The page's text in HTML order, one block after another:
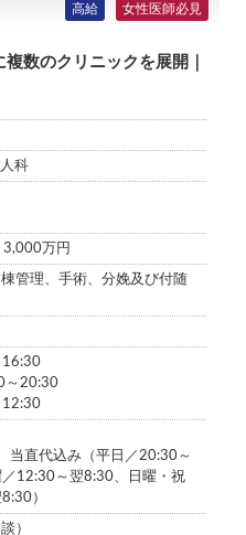
高給 女性医師必見
数のクリニックを展開｜
科
万円
管理、手術、分娩及び付随
16:30
～20:30
12:30
当直代込み（平日／20:30～
12:30～翌8:30、日曜・祝
）
）